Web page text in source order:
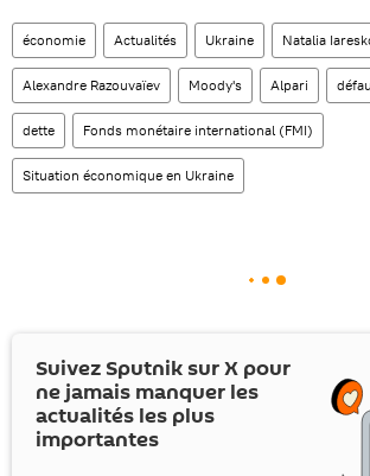
économie Actualités Ukraine Natalia
Alexandre Razouvaïev Moody's Alpari
dette Fonds monétaire international (FMI)
Situation économique en Ukraine
Suivez Sputnik surX pour
ne jamais manquer les
actualités les plus
importantes